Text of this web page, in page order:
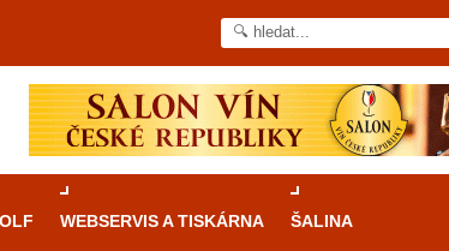
WEBSERVIS A TISKÁRNA ŠALINA